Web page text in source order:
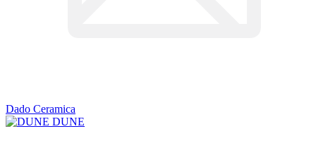
Dado Ceramica
DUNE